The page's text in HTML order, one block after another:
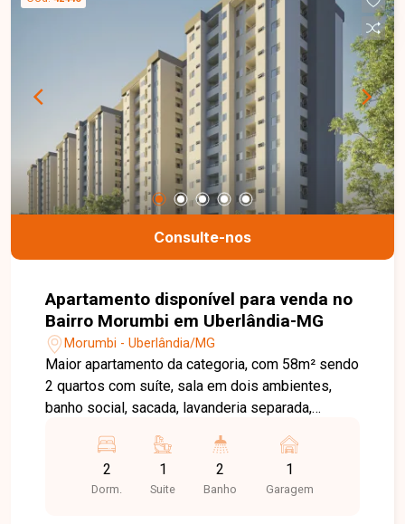
Consulte-nos
Apartamento disponível para venda no
Bairro Morumbi em Uberlândia-MG
Morumbi - Uberlândia/MG
Maior apartamento da categoria, com 58m² sendo
2 quartos com suíte, sala em dois ambientes,
banho social, sacada, lavanderia separada,
acabamento diferenciado e 1 vaga de garagem.
2
Dorm.
1
Suite
2
Banho
1
Garagem